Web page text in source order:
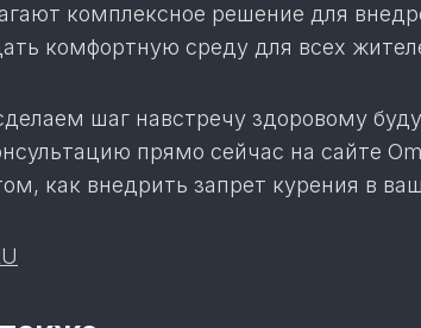
комплексное решение для
комфортную среду для всех
шаг навстречу здоровому
прямо сейчас на сайте
как внедрить запрет курения в